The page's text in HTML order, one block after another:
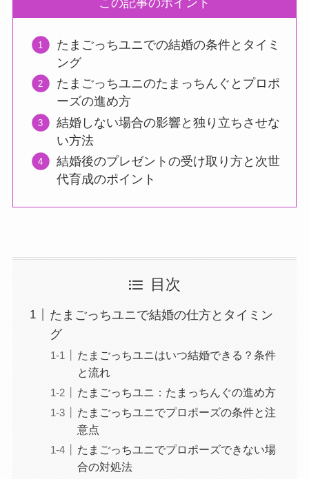
たまごっちユニでの結婚の条件とタイミ
ング
たまごっちユニのたまっちんぐとプロポ
ーズの進め方
結婚しない場合の影響と独り立ちさせな
い方法
結婚後のプレゼントの受け取り方と次世
代育成のポイント
目次
たまごっちユニで結婚の仕方とタイミン
グ
たまごっちユニはいつ結婚できる？条件
と流れ
たまごっちユニ：たまっちんぐの進め方
たまごっちユニでプロポーズの条件と注
意点
たまごっちユニでプロポーズできない場
合の対処法